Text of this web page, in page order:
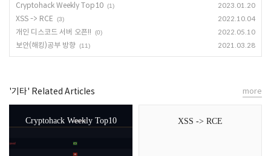
Cryptohack Weekly Top10 (1) 2023.01.20
XSS -> RCE (3) 2022.10.04
개인 디스코드 서버 오픈!! (0) 2022.05.10
보안(해킹)공부 방향 (11) 2021.03.28
'기타' Related Articles
Cryptohack Weekly Top10 XSS -> RCE
more